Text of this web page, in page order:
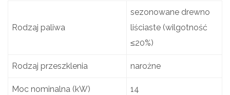
Rodzaj paliwa
sezonowane drewno
liściaste (wilgotność
≤20%)
Rodzaj przeszklenia narożne
Moc nominalna (kW) 14